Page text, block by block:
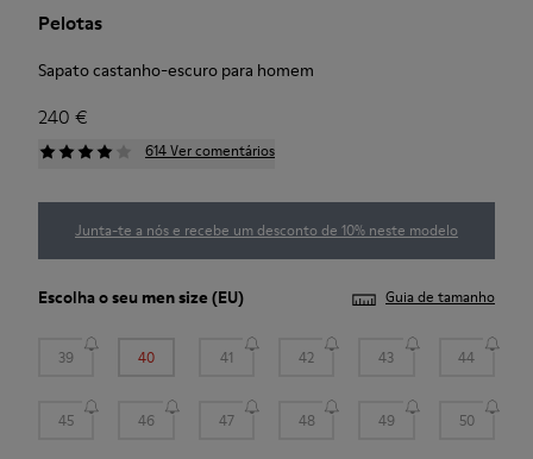
Pelotas
Sapato castanho-escuro para homem
240 €
614 Ver comentários
Junta-te a nós e recebe um desconto de 10% neste modelo
Escolha o seu men size (EU) Guia de tamanho
39 40 41 42 43 44
45 46 47 48 49 50